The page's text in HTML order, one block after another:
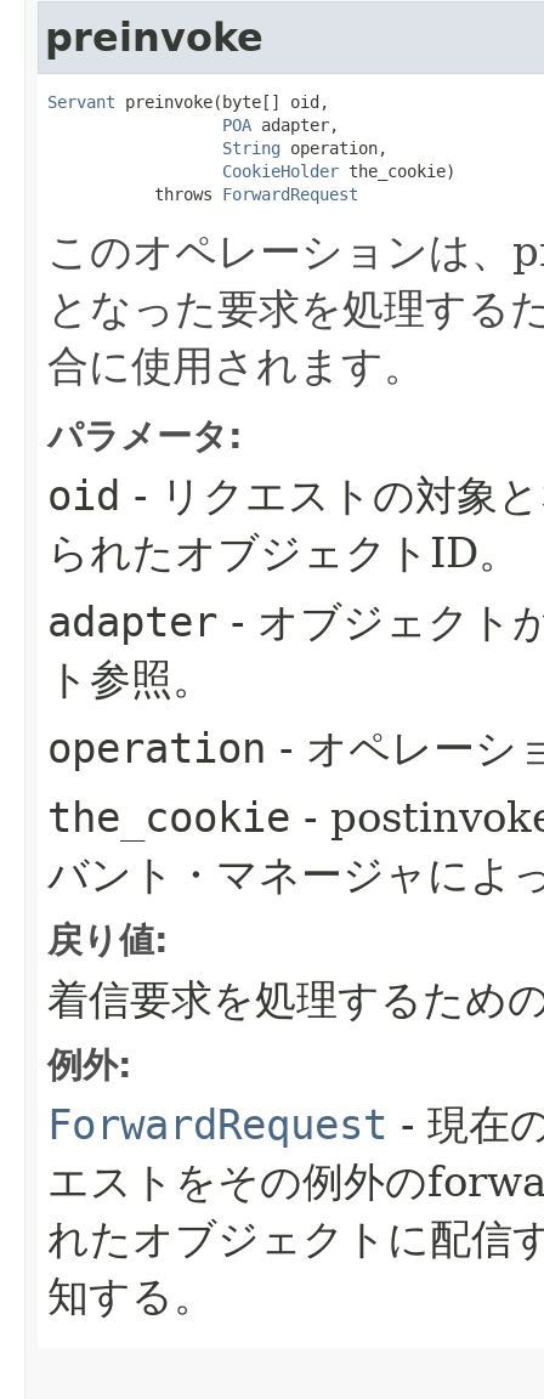
preinvoke
Servant preinvoke​(byte[] oid,
POA adapter,
String operation,
CookieHolder the_cookie)
           throws
ForwardRequest
このオペレーションは
となった要求を処理する
合に使用されます。
パラメータ:
oid - リクエストの対象
られたオブジェクトID。
adapter - オブジェクト
ト参照。
operation - オペレーシ
the_cookie -
バント・マネージャによ
戻り値:
着信要求を処理するため
例外:
ForwardRequest - 現在
エストをその例外の
れたオブジェクトに配信
知する。